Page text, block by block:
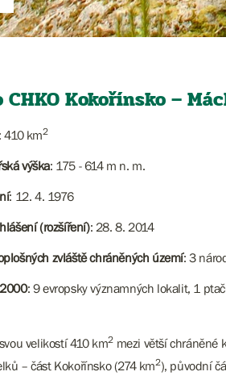
CHKO Kokořínsko –
410 km2
výška: 175 - 614 m n. m.
: 12. 4. 1976
(rozšíření): 28. 8. 2014
zvláště chráněných území: 3
: 9 evropsky významných lokalit, 1
velikostí 410 km2 mezi větší chráněné
– část Kokořínsko (274 km2​​​), původní